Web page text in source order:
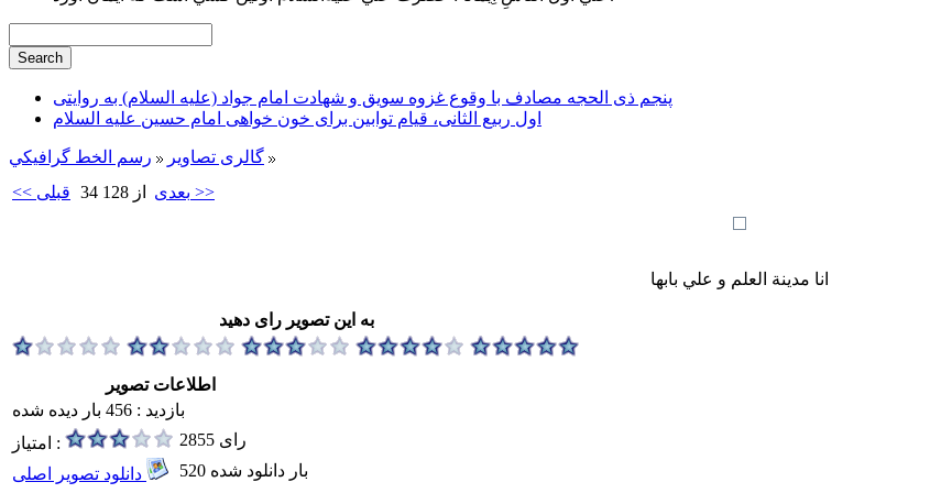
پنجم ذی الحجه مصادف با وقوع غزوه سویق و شهادت امام جواد (علیه السلام) به روایتی
اول ربیع الثانی، قیام توابین برای خون خواهی امام حسین علیه السلام
گالری تصاویر
رسم الخط گرافيكي
<< قبلی
34 از 128 بعدی >>
انا مدينة العلم و علي بابها
به این تصویر رای دهید
اطلاعات تصویر
بازدید : 456 بار دیده شده
امتیاز :
2855 رای
520 بار دانلود شده